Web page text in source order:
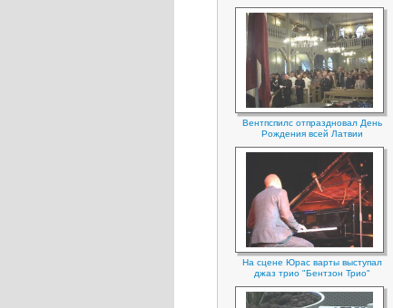
Вентпспилс отпраздновал День
Рождения всей Латвии
На сцене Юрас варты выступал
джаз трио "Бентзон Трио"